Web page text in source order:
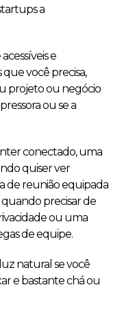
a
e
que você precisa,
projeto ou negócio
ou se a
conectado, uma
quiser ver
de reunião equipada
precisar de
ou uma
de equipe.
natural se você
e bastante chá ou